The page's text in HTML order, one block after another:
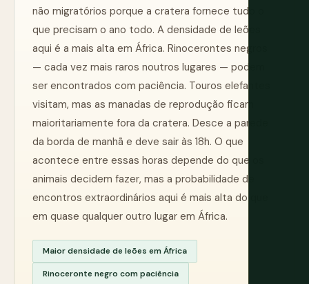
não migratórios porque a cratera fornece tudo o
que precisam o ano todo. A densidade de leões
aqui é a mais alta em África. Rinocerontes negros
— cada vez mais raros noutros lugares — podem
ser encontrados com paciência. Touros elefantes
visitam, mas as manadas de reprodução ficam
maioritariamente fora da cratera. Desce a parede
da borda de manhã e deve sair às 18h. O que
acontece entre essas horas depende do que os
animais decidem fazer, mas a probabilidade de
encontros extraordinários aqui é mais alta do que
em quase qualquer outro lugar em África.
Maior densidade de leões em África
Rinoceronte negro com paciência